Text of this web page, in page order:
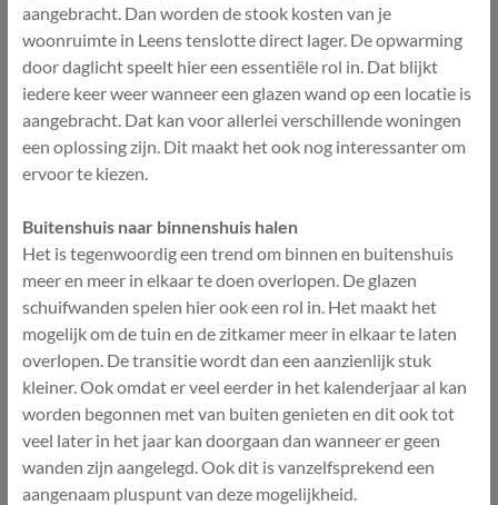
aangebracht. Dan worden de stook kosten van je
woonruimte in Leens tenslotte direct lager. De opwarming
door daglicht speelt hier een essentiële rol in. Dat blijkt
iedere keer weer wanneer een glazen wand op een locatie is
aangebracht. Dat kan voor allerlei verschillende woningen
een oplossing zijn. Dit maakt het ook nog interessanter om
ervoor te kiezen.
Buitenshuis naar binnenshuis halen
Het is tegenwoordig een trend om binnen en buitenshuis
meer en meer in elkaar te doen overlopen. De glazen
schuifwanden spelen hier ook een rol in. Het maakt het
mogelijk om de tuin en de zitkamer meer in elkaar te laten
overlopen. De transitie wordt dan een aanzienlijk stuk
kleiner. Ook omdat er veel eerder in het kalenderjaar al kan
worden begonnen met van buiten genieten en dit ook tot
veel later in het jaar kan doorgaan dan wanneer er geen
wanden zijn aangelegd. Ook dit is vanzelfsprekend een
aangenaam pluspunt van deze mogelijkheid.